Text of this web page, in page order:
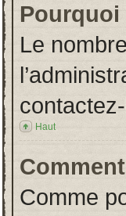
Pourquoi
Le
Haut
Comme